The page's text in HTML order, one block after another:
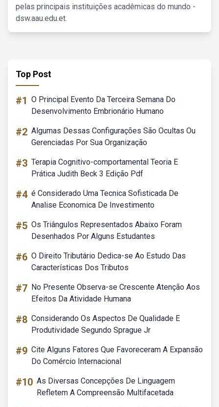
pelas principais instituições acadêmicas do mundo -
dsw.aau.edu.et.
Top Post
#1 O Principal Evento Da Terceira Semana Do
Desenvolvimento Embrionário Humano
#2 Algumas Dessas Configurações São Ocultas Ou
Gerenciadas Por Sua Organização
#3 Terapia Cognitivo-comportamental Teoria E
Prática Judith Beck 3 Edição Pdf
#4 é Considerado Uma Tecnica Sofisticada De
Analise Economica De Investimento
#5 Os Triângulos Representados Abaixo Foram
Desenhados Por Alguns Estudantes
#6 O Direito Tributário Dedica-se Ao Estudo Das
Características Dos Tributos
#7 No Presente Observa-se Crescente Atenção Aos
Efeitos Da Atividade Humana
#8 Considerando Os Aspectos De Qualidade E
Produtividade Segundo Sprague Jr
#9 Cite Alguns Fatores Que Favoreceram A Expansão
Do Comércio Internacional
#10 As Diversas Concepções De Linguagem
Refletem A Compreensão Multifacetada